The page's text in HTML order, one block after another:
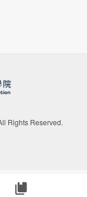
Rights Reserved.